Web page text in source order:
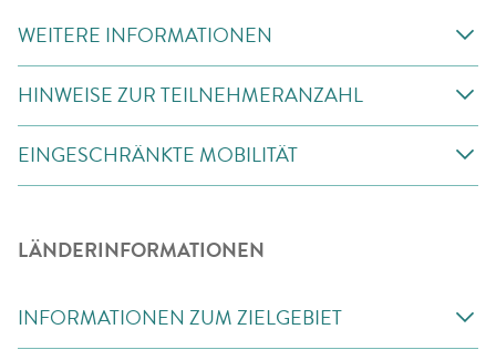
WEITERE INFORMATIONEN
HINWEISE ZUR TEILNEHMERANZAHL
EINGESCHRÄNKTE MOBILITÄT
LÄNDERINFORMATIONEN
INFORMATIONEN ZUM ZIELGEBIET